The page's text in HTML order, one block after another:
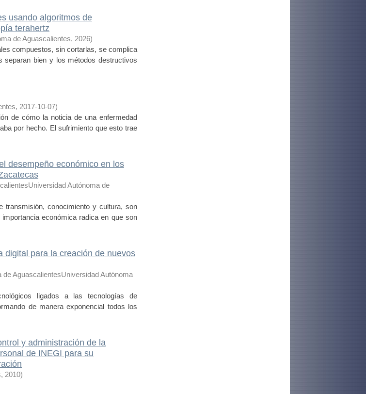
usando algoritmos de
terahertz
de Aguascalientes, 2026)
compuestos, sin cortarlas, se complica
bien y los métodos destructivos
, 2017-10-07)
de cómo la noticia de una enfermedad
por hecho. El sufrimiento que esto trae
desempeño económico en los
Autónoma de
transmisión, conocimiento y cultura, son
económica radica en que son
digital para la creación de nuevos
de AguascalientesUniversidad Autónoma
ligados a las tecnologías de
de manera exponencial todos los
y administración de la
de INEGI para su
, 2010)